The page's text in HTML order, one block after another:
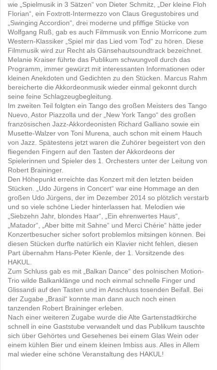
wie „Spielmusik in 3 Sätzen“ von Dieter Schmitz, „Der kleine Floh
Florian“, ein Foxtrott-Intermezzo von Claus Gregustobires und
„Swinging Accordion“, drei moderne und pfiffige Stücke von
Wolfgang Ruß, gab es auch Filmmusik von Ennio Morricone zum
Western-Klassiker „Spiel mir das Lied vom Tod“ zu hören. Diese
Filmmusik wird zur Recht als Gänsehautsoundtrack bezeichnet.
Melanie Kraiser führte das Publikum schwungvoll durch das
Programm, immer gewürzt mit interessanten Informationen oder
kleinen Anekdoten und Gedichten zu den Stücken. Marcus Rahm
bereicherte die Akkordeonmusik wieder einmal gekonnt durch
seine feine Schlagzeugbegleitung.
Im zweiten Teil folgten ein Tango des großen Meisters des Tango
Nuevo, Astor Piazzolla und der „New York Tango“ des großen
französischen Jazz-Akkordeonisten Richard Galliano sowie ein
Musette-Walzer von Toni Murena, auch schon mit einem Hauch
von Jazz. Spätestens jetzt waren die Zuhörer begeistert von den
fliegenden Fingern auf den Tasten der Akkordeons der
Spielerinnen und Spieler des 1. Orchesters unter der Leitung von
Robert Braininger.
Den Höhepunkt erreichte das Konzert mit den letzten beiden
Stücken. „Udo Jürgens in Concert“ war eine Hommage an den
großen Udo Jürgens, der im Dezember 2014 so plötzlich verstarb
und so viele schöne Lieder hinterlassen hat. Melodien wie
„Siebzehn Jahr, blondes Haar“, „Ein ehrenwertes Haus“,
„Matador“, „Aber bitte mit Sahne“ und Merci Chérie“ hätte jeder
Konzertbesucher sicher sofort problemlos mitsingen können. Bei
diesen Stücken durfte natürlich ein Klavier nicht fehlen, diesen
Part übernahm Hans-Peter Kienle, der 1. Vorsitzende des
HAKUL.
Zum Schluss gab es mit „Balkan Dance“ des polnischen Motion-
Trio wilde Balkanklänge und noch einmal schnelle Finger und
Glissandi auf den Tasten und im Anschluss tosenden Beifall. Bei
der Zugabe „Brasil“ konnte man dann auch noch einen
tanzenden Robert Braininger erleben.
Nach einer weiteren Zugabe wurde die Alte Gartenstadtkirche
schnell in eine Gaststube verwandelt und das Publikum tauschte
sich über Gehörtes und Gesehenes bei einem Glas Wein oder
einem kühlen Bier und einem kleinen Imbiss aus. Alles in Allem
mal wieder eine schöne Veranstaltung des HAKUL!